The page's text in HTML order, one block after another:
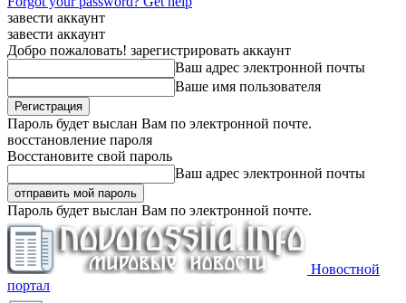
завести аккаунт
завести аккаунт
Добро пожаловать! зарегистрировать аккаунт
Ваш адрес электронной почты
Ваше имя пользователя
Пароль будет выслан Вам по электронной почте.
восстановление пароля
Восстановите свой пароль
Ваш адрес электронной почты
Пароль будет выслан Вам по электронной почте.
Новостной
портал